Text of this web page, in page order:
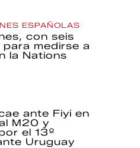
ESPAÑOLAS
con seis
para medirse a
la Nations
ante Fiyi en
M20 y
el 13º
Uruguay